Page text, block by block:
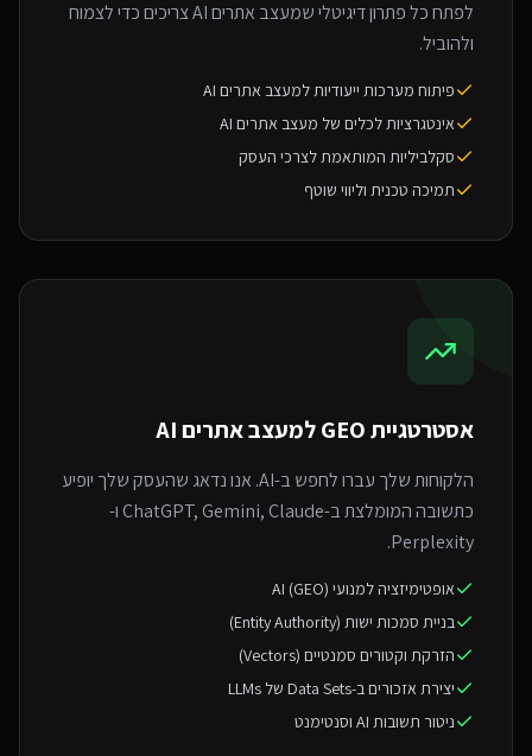
לפתח כל פתרון דיגיטלי שמעצב אתרים AI צריכים כדי לצמוח
ולהוביל.
פיתוח מערכות ייעודיות למעצב אתרים AI
אינטגרציות לכלים של מעצב אתרים AI
סקלביליות המותאמת לצרכי העסק
תמיכה טכנית וליווי שוטף
אסטרטגיית GEO ל מעצב אתרים AI
הלקוחות שלך עברו לחפש ב-AI. אנו נדאג שהעסק שלך יופיע
כתשובה המומלצת ב-ChatGPT, Gemini, Claude ו-
Perplexity.
אופטימיזציה למנועי AI (GEO)
בניית סמכות ישות (Entity Authority)
הזרקת וקטורים סמנטיים (Vectors)
יצירת אזכורים ב-Data Sets של LLMs
ניטור תשובות AI וסנטימנט